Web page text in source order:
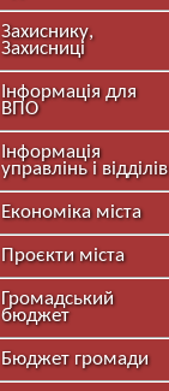
Захиснику,
Захисниці
Інформація для
ВПО
Інформація
управлінь і відділів
Економіка міста
Проєкти міста
Громадський
бюджет
Бюджет громади